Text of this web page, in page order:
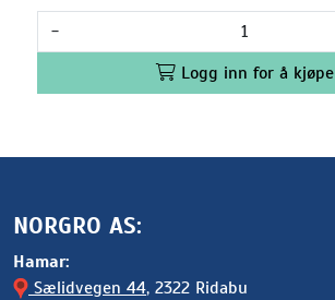
-
Logg inn for å kjøpe
NORGRO AS:
Hamar:
Sælidvegen 44, 2322 Ridabu